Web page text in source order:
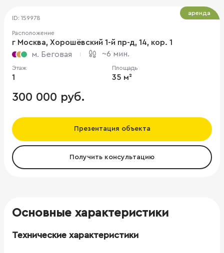
ID: 159978
Расположение
г Москва, Хорошёвский 1-й пр-д, 14, кор. 1
м. Беговая
~6 мин.
Этаж
1
Площадь
35 м²
300 000 руб.
Презентация объекта
Получить консультацию
аренда
Основные характеристики
Технические характеристики